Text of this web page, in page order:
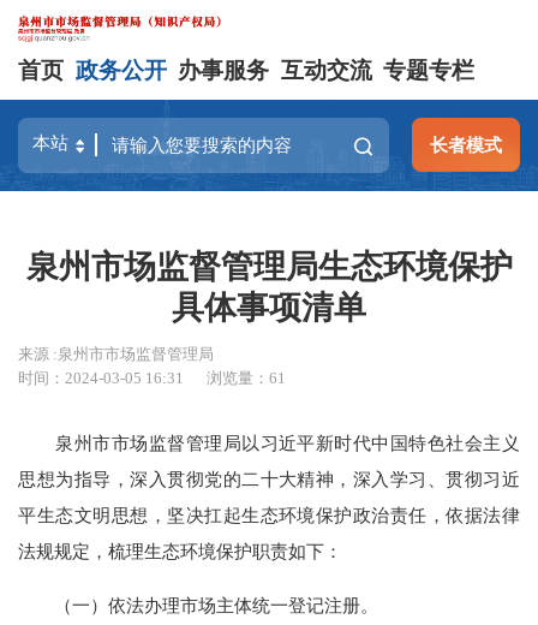
首页 政务公开 办事服务 互动交流 专题专栏
长者模式
泉州市场监督管理局生态环境保护
具体事项清单
来源 :泉州市市场监督管理局
时间：2024-03-05 16:31
浏览量：61
泉州市市场监督管理局以习近平新时代中国特色社会主义
思想为指导，深入贯彻党的二十大精神，深入学习、贯彻习近
平生态文明思想，坚决扛起生态环境保护政治责任，依据法律
法规规定，梳理生态环境保护职责如下：
（一）依法办理市场主体统一登记注册。